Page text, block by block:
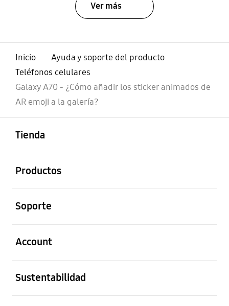
Ver más
Inicio
Ayuda y soporte del producto
Teléfonos celulares
Galaxy A70 - ¿Cómo añadir los sticker animados de
AR emoji a la galería?
Tienda
Productos
Soporte
Account
Sustentabilidad